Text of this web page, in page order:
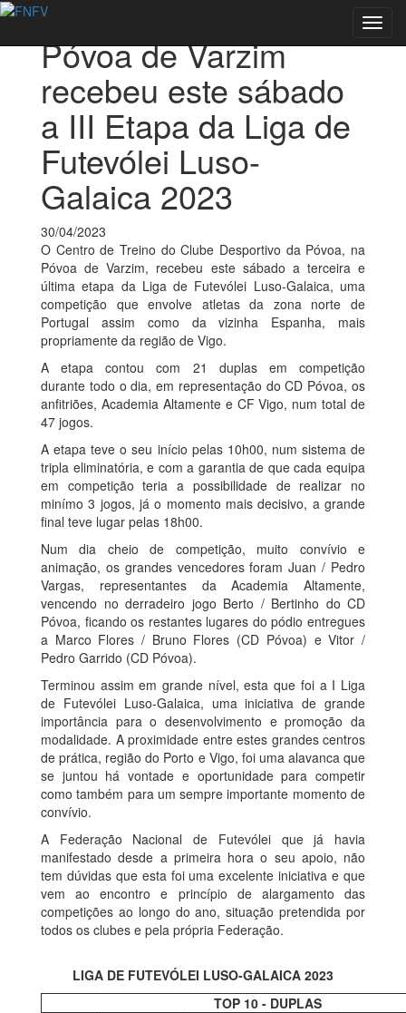
Póvoa de Varzim
recebeu este sábado
a III Etapa da Liga de
Futevólei Luso-
Galaica 2023
30/04/2023
O Centro de Treino do Clube Desportivo da Póvoa, na
Póvoa de Varzim, recebeu este sábado a terceira e
última etapa da Liga de Futevólei Luso-Galaica, uma
competição que envolve atletas da zona norte de
Portugal assim como da vizinha Espanha, mais
propriamente da região de Vigo.
A etapa contou com 21 duplas em competição
durante todo o dia, em representação doCD Póvoa, os
anfitriões, Academia Altamente e CF Vigo, num total de
47 jogos.
A etapa teve o seu início pelas 10h00, num sistema de
tripla eliminatória, e com a garantia de que cada equipa
em competição teria a possibilidade de realizar no
minímo 3 jogos, já o momento mais decisivo, a grande
final teve lugar pelas 18h00.
Num dia cheio de competição, muito convívio e
animação, os grandes vencedores foram Juan / Pedro
Vargas, representantes da Academia Altamente,
vencendo no derradeiro jogo Berto / Bertinho do CD
Póvoa, ficando os restantes lugares do pódio entregues
a Marco Flores / Bruno Flores (CD Póvoa) e Vitor /
Pedro Garrido (CD Póvoa).
Terminou assim em grande nível, esta que foi a I Liga
de Futevólei Luso-Galaica, uma iniciativa de grande
importância para o desenvolvimento e promoção da
modalidade. A proximidade entre estes grandes centros
de prática, região do Porto e Vigo, foi uma alavanca que
se juntou há vontade e oportunidade para competir
como também para um sempre importante momento de
convívio.
A Federação Nacional de Futevólei que já havia
manifestado desde a primeira hora o seu apoio, não
tem dúvidas que esta foi uma excelente iniciativa e que
vem ao encontro e princípio de alargamento das
competições ao longo do ano, situação pretendida por
todos os clubes e pela própria Federação.
LIGA DE FUTEVÓLEI LUSO-GALAICA 2023
TOP 10 - DUPLAS